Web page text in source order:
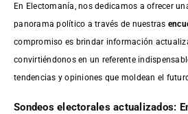
En Electomanía, nos dedicamos a ofrecer
panorama político a través de nuestras
compromiso es brindar información
convirtiéndonos en un referente
tendencias y opiniones que moldean el
Sondeos electorales actualizados: